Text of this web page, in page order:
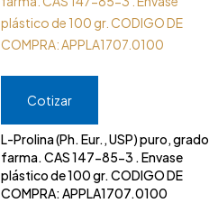
Cotizar
L-Prolina (Ph. Eur., USP) puro, grado
farma. CAS 147-85-3 . Envase
plástico de 100 gr. CODIGO DE
COMPRA: APPLA1707.0100